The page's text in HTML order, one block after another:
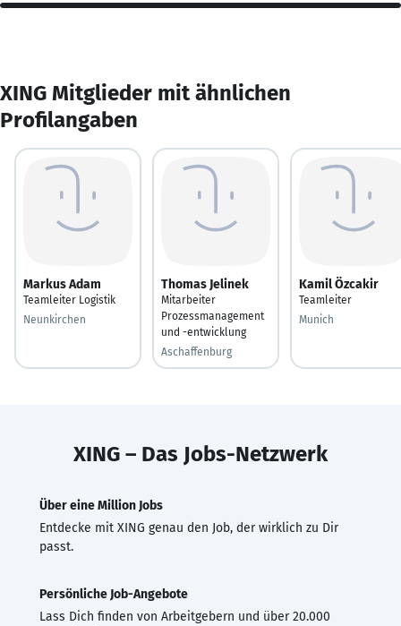
XING Mitglieder mit ähnlichen
Profilangaben
Markus Adam
Teamleiter Logistik
Neunkirchen
Thomas Jelinek
Mitarbeiter
Prozessmanagement
und -entwicklung
Aschaffenburg
Kamil Özcakir
Teamleiter
Munich
XING – Das Jobs-Netzwerk
Über eine Million Jobs
Entdecke mit XING genau den Job, der wirklich zu Dir
passt.
Persönliche Job-Angebote
Lass Dich finden von Arbeitgebern und über 20.000